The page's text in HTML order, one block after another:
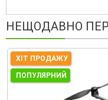
НЕЩОДАВНО
ХІТ ПРОДАЖУ
ПОПУЛЯРНИЙ